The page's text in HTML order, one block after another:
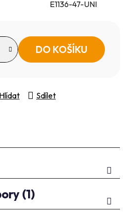
E1136-47-UNI
DO KOŠÍKU
Hlídat Sdílet
(1)